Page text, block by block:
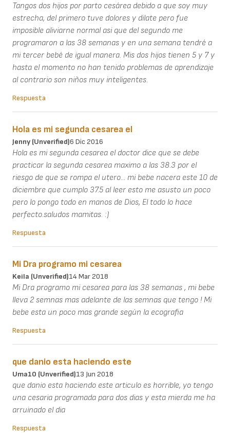
Tangos dos hijos por parto cesárea debido a que soy muy
estrecha, del primero tuve dolores y dilate pero fue
imposible aliviarne normal asi que del segundo me
programaron a las 38 semanas y en una semana tendré a
mi tercer bebé de igual manera. Mis dos hijos tienen 5 y 7 y
hasta el momento no han tenido problemas de aprendizaje
al contrario son niños muy inteligentes.
Respuesta
Hola es mi segunda cesarea el
Jenny (unverified)6 Dic 2016
Hola es mi segunda cesarea el doctor dice que se debe
practicar la segunda cesarea maximo a las 38.3 por el
riesgo de que se rompa el utero... mi bebe nacera este 10 de
diciembre que cumplo 37.5 al leer esto me asusto un poco
pero lo pongo todo en manos de Dios, El todo lo hace
perfecto.saludos mamitas. :)
Respuesta
Mi Dra programo mi cesarea
Keila (unverified)14 Mar 2018
Mi Dra programo mi cesarea para las 38 semanas , mi bebe
lleva 2 semnas mas adelante de las semnas que tengo ! Mi
bebe esta un poco mas grande según la ecografia
Respuesta
que danio esta haciendo este
Uma10 (unverified)13 Jun 2018
que danio esta haciendo este articulo es horrible, yo tengo
una cesaria programada para dos dias y esta mierda me ha
arruinado el dia
Respuesta